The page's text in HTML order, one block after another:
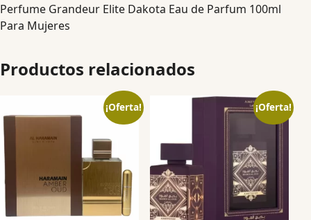
Perfume Grandeur Elite Dakota Eau de Parfum 100ml
Para Mujeres
Productos relacionados
¡Oferta! ¡Oferta!